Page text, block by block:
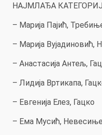
НАЈМЛАЂА
– Марија Пајић,
– Марија Вујадиновић,
– Анастасија Антељ,
– Лидија Вртикапа,
– Евгенија Елез, Гацко
– Ема Мусић, Невесиње